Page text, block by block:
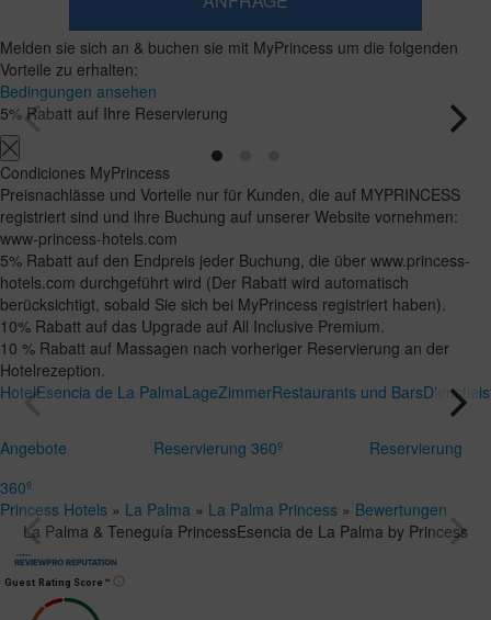
Zimmer
und
Belegungen
​Zimmer
1​
Erwachsene
Ab
12
Jahren
2
Kinder
Bis
zu
11
0
​Zimmer
hinzufügenSuchen
Melden sie sich an & buchen sie mit MyPrincess um die folgenden
Vorteile zu erhalten:
Bedingungen ansehen
5% Rabatt auf Ihre Reservierung
Condiciones MyPrincess
Preisnachlässe und Vorteile nur für Kunden, die auf MYPRINCESS
registriert sind und ihre Buchung auf unserer Website vornehmen:
www-princess-hotels.com
5% Rabatt auf den Endpreis jeder Buchung, die über www.princess-
hotels.com durchgeführt wird (Der Rabatt wird automatisch
berücksichtigt, sobald Sie sich bei MyPrincess registriert haben).
10% Rabatt auf das Upgrade auf All Inclusive Premium.
10 % Rabatt auf Massagen nach vorheriger Reservierung an der
Hotelrezeption.
HotelEsencia de La PalmaLageZimmerRestaurants und Bars
Angebote Reservierung 360º
Reservierung
360º
Princess Hotels » La Palma » La Palma Princess » Bewertungen
La Palma & Teneguía PrincessEsencia de La Palma by Princess
Guest Rating Score™